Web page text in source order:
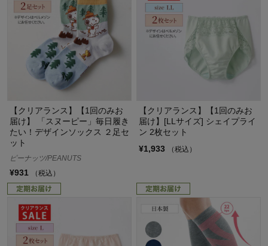
【クリアランス】【1回のみお
届け】 「スヌーピー」毎日履き
たい！デザインソックス ２足セ
ット
ピーナッツ/PEANUTS
¥931 （税込）
【クリアランス】【1回のみお
届け】[LLサイズ] シェイプライ
ン 2枚セット
¥1,933
（税込）